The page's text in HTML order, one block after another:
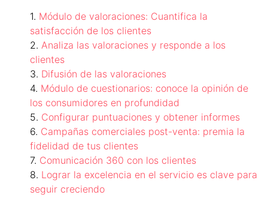
Módulo de valoraciones: Cuantifica la
satisfacción de los clientes
Analiza las valoraciones y responde a los
clientes
Difusión de las valoraciones
Módulo de cuestionarios: conoce la opinión de
los consumidores en profundidad
Configurar puntuaciones y obtener informes
Campañas comerciales post-venta: premia la
fidelidad de tus clientes
Comunicación 360 con los clientes
Lograr la excelencia en el servicio es clave para
seguir creciendo